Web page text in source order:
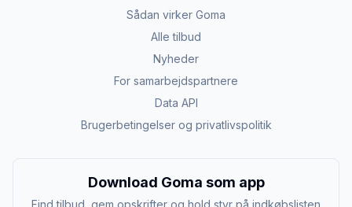
Sådan virker Goma
Alle tilbud
Nyheder
For samarbejdspartnere
Data API
Brugerbetingelser og privatlivspolitik
Download Goma som app
Find tilbud, gem opskrifter og hold styr på indkøbslisten